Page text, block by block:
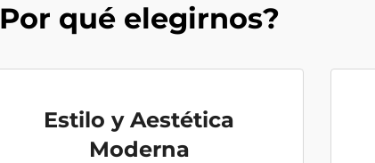
Por qué elegirnos?
Estilo y Aestética
Moderna